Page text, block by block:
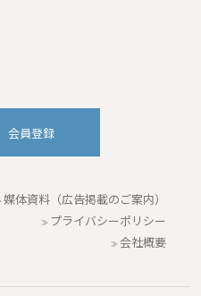
会員登録
媒体資料（広告掲載のご案内）
プライバシーポリシー
会社概要